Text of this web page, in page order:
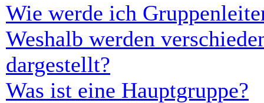
Wie werde ich
Weshalb werden
dargestellt?
Was ist eine Hauptgruppe?